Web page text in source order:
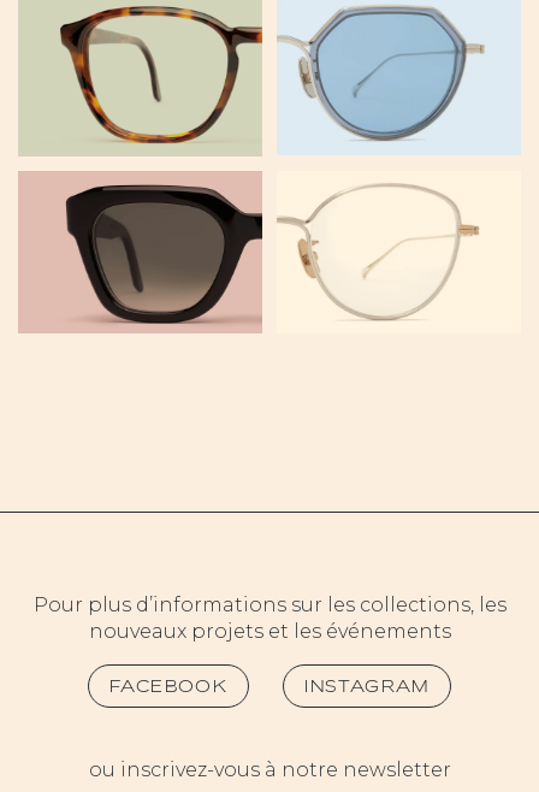
AUGUSTIN
Pour plus d’informations sur les collections, les
nouveaux projets et les événements
FACEBOOK INSTAGRAM
ou inscrivez-vous à notre newsletter